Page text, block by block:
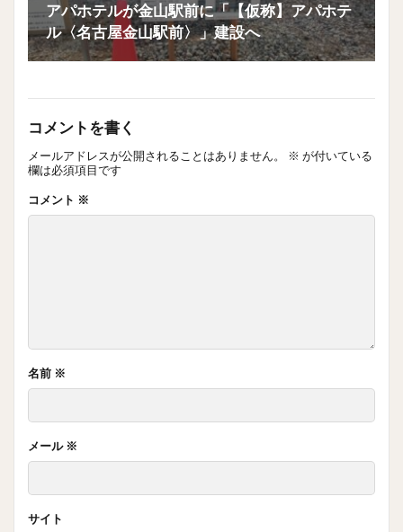
アパホテルが金山駅前に「【仮称】アパホテ
ル〈名古屋金山駅前〉」建設へ
コメントを書く
メールアドレスが公開されることはありません。 ※ が付いている
欄は必須項目です
コメント ※
名前 ※
メール ※
サイト